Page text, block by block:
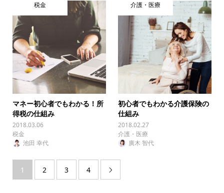
税金
マネー初心者でもわかる！所
得税の仕組み
2018.03.06
税金
池田 幸代
介護・医療
初心者でもわかる介護保険の
仕組み
2018.02.27
介護・医療
廣木 智代
1 2 3 4 